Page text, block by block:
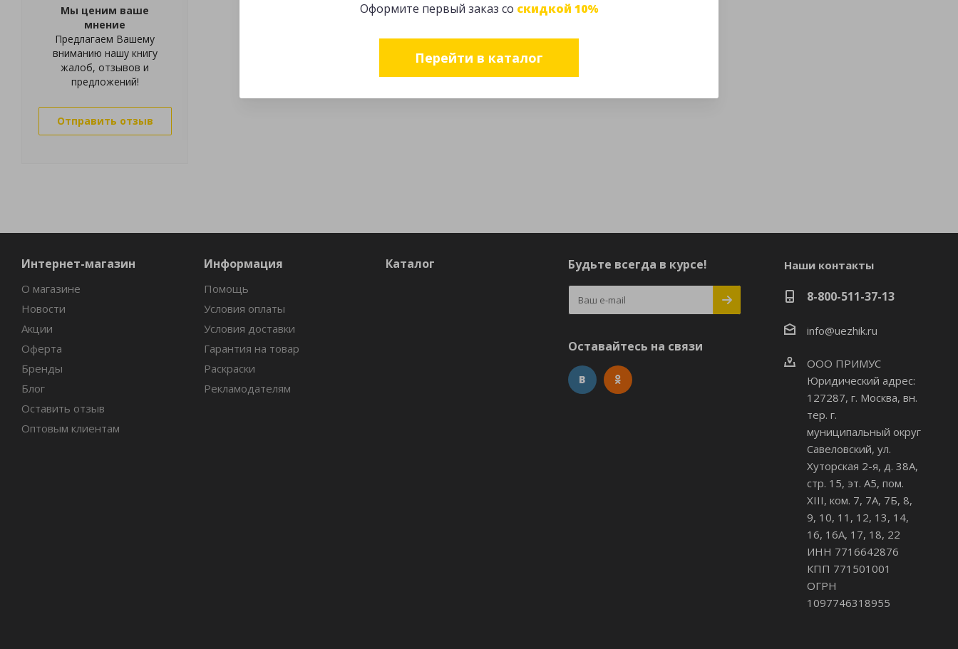
Оформите первый заказ со скидкой 10%
Перейти в каталог
Мы ценим ваше
мнение
Предлагаем Вашему
вниманию нашу книгу
жалоб, отзывов и
предложений!
Отправить отзыв
Интернет-магазин
О магазине
Новости
Акции
Оферта
Бренды
Блог
Оставить отзыв
Оптовым клиентам
Информация
Помощь
Условия оплаты
Условия доставки
Гарантия на товар
Раскраски
Рекламодателям
Каталог Будьте всегда в курсе!
Оставайтесь на связи
Наши контакты
8-800-511-37-13
info@uezhik.ru
ООО ПРИМУС
Юридический адрес:
127287, г. Москва, вн.
тер. г.
муниципальный округ
Савеловский, ул.
Хуторская 2-я, д. 38А,
стр. 15, эт. А5, пом.
XIII, ком. 7, 7А, 7Б, 8,
9, 10, 11, 12, 13, 14,
16, 16А, 17, 18, 22
ИНН 7716642876
КПП 771501001
ОГРН
1097746318955